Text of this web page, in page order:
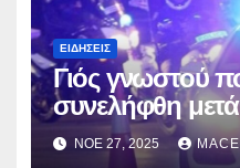
ΕΙΔΉΣΕΙΣ
Γιός γνωστού
συνελήφθη
ΝΟΈ 27, 2025